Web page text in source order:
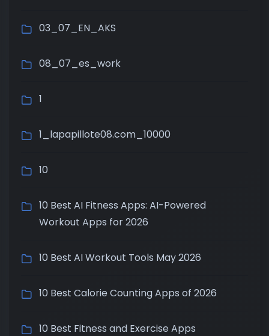
03_07_EN_AKS
08_07_es_work
1
1_lapapillote08.com_10000
10
10 Best AI Fitness Apps: AI-Powered
Workout Apps for 2026
10 Best AI Workout Tools May 2026
10 Best Calorie Counting Apps of 2026
10 Best Fitness and Exercise Apps